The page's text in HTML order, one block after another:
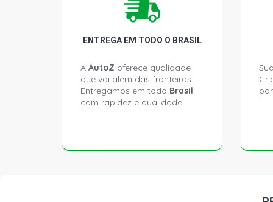
ENTREGA EM TODO O BRASIL
A AutoZ oferece qualidade
que vai além das fronteiras.
Entregamos em todo Brasil
com rapidez e qualidade.